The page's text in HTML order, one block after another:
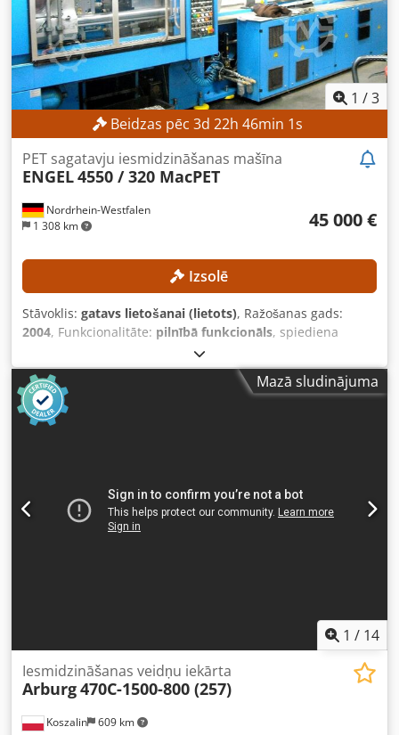
1 /3
Beidzas pēc 3d 22h 45min 59s
Nordrhein-Westfalen
1 308 km
PET sagatavju iesmidzināšanas mašīna
ENGEL4550 / 320 MacPET
45 000 €
Izsolē
Stāvoklis: gatavs lietošanai (lietots), Ražošanas gads:
2004, Funkcionalitāte: pilnībā funkcionāls, spiediena
, iesmidzināšanas svars:
konveijera diametrs:130 mm, ražošanas jauda:17 000
vienība/h
, TEHNISKIE RAKSTURLĀKUMI Noslēgšanas spēks:
320 t Injekcijas svars: 6935 g Skrūves diametrs: 130 mm
Jauda: 17 000 priekšformas/h IERĪCES RAKSTURLĀKUMI
divām veidnēm: 1. variants: MHT veidne ar 72 vietām,
paredzēta 30,8 g PCO 1810 vai 1881 (īsa, 28 mm kakliņa
gredzens, 1,5 litru pudeles) 2. variants: 72 serdeņu
Mazā sludinājuma
1 / 14
Koszalin 609 km
Iesmidzināšanas veidņu iekārta
Arburg470C-1500-800 (257)